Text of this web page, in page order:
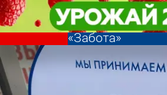
В Пензе
число
«Забота»
Общество В Пензе
число
«Забота»
Общество
Другие
теме
Погода и
валют в